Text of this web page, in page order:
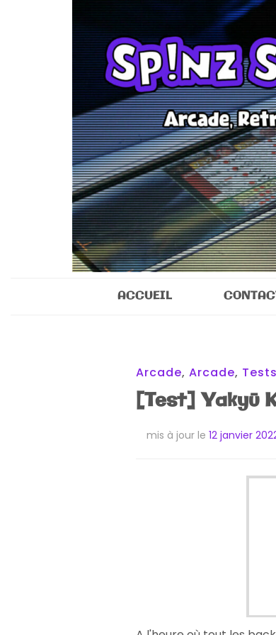
Sp!nz
ACCUEIL
Arcade, Arcade, Tests
[Test] Yakyū
mis à jour le 12 janvier